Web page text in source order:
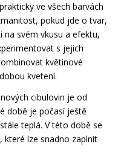
ve všech barvách
pokud jde o tvar,
na svém vkusu a efektu,
s jejich
květinové
kvetení.
cibulovin je od
době je počasí ještě
teplá. V této době se
které lze snadno zaplnit